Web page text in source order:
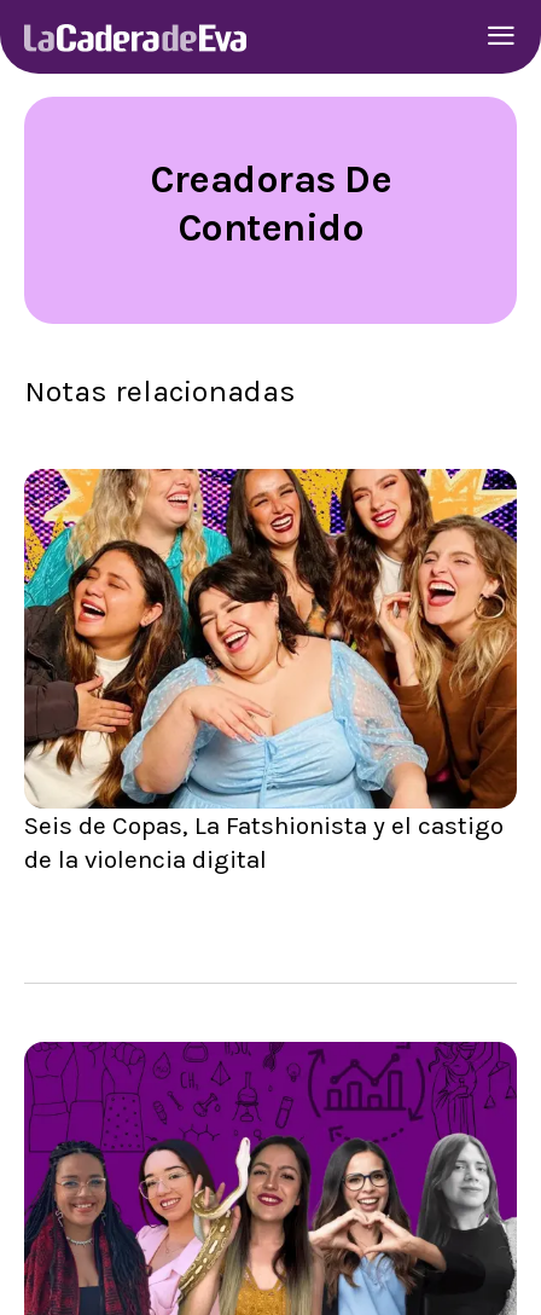
Creadoras De
Contenido
Notas relacionadas
Seis de Copas, La Fatshionista y el castigo
de la violencia digital